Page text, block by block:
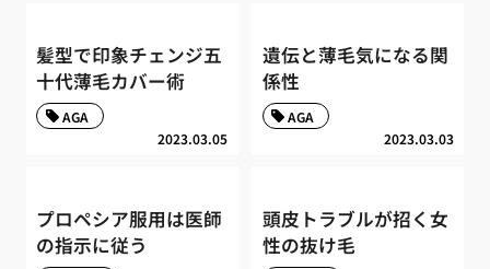
髪型で印象チェンジ五
十代薄毛カバー術
2023.03.05
AGA
遺伝と薄毛気になる関
係性
2023.03.03
AGA
プロペシア服用は医師
の指示に従う
頭皮トラブルが招く女
性の抜け毛